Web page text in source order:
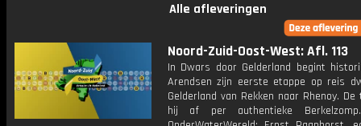
Alle afleveringen
Noord-Zuid-Oost-West: Afl. 113
In Dwars door Gelderland begint
Arendsen zijn eerste etappe op reis
Gelderland van Rekken naar Rhenoy.
hij af per authentieke